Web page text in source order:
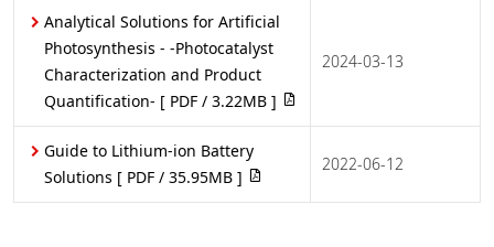
Analytical Solutions for Artificial
Photosynthesis - -Photocatalyst
Characterization and Product
Quantification- [ PDF / 3.22MB ]
2024-03-13
Guide to Lithium-ion Battery
Solutions [ PDF / 35.95MB ]
2022-06-12